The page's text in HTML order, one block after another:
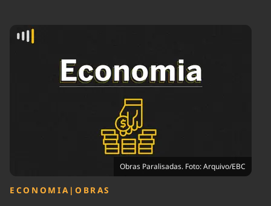
Agronegócios
Economia
Educação
Infraestrutura
Internacional
Podcast
Política
Saúde
Obras Paralisadas. Foto: Arquivo/EBC
ECONOMIA | OBRAS